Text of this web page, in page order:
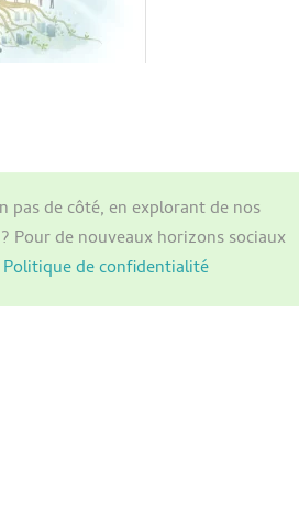
pas de côté, en explorant de nos
Pour de nouveaux horizons sociaux
Politique de confidentialité